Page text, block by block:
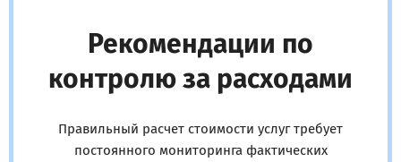
Рекомендации по
контролю за расходами
Правильный расчет стоимости услуг требует
постоянного мониторинга фактических